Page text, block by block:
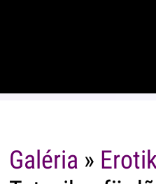
Galéria »